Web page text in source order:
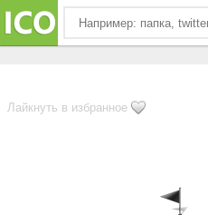
Лайкнуть в избранное